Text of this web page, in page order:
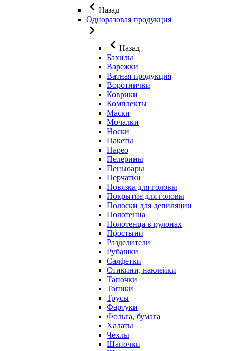
Назад
Одноразовая продукция
Назад
Бахилы
Варежки
Ватная продукция
Воротнички
Коврики
Комплекты
Маски
Мочалки
Носки
Пакеты
Парео
Пелерины
Пеньюары
Перчатки
Повязка для головы
Покрытие для головы
Полоски для депиляции
Полотенца
Полотенца в рулонах
Простыни
Разделители
Рубашки
Салфетки
Стикини, наклейки
Тапочки
Топики
Трусы
Фартуки
Фольга, бумага
Халаты
Чехлы
Шапочки